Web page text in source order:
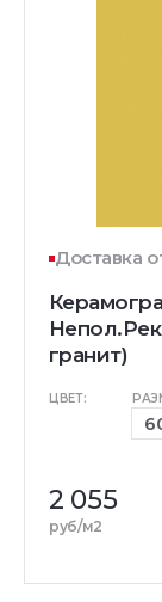
Доставка
гранит)
ЦВЕТ:
2 055
руб/м2